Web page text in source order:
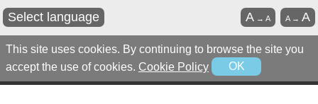
This site uses cookies. By continuing to browse the site you
accept the use of cookies. Cookie Policy OK
Select language A→A
A →A